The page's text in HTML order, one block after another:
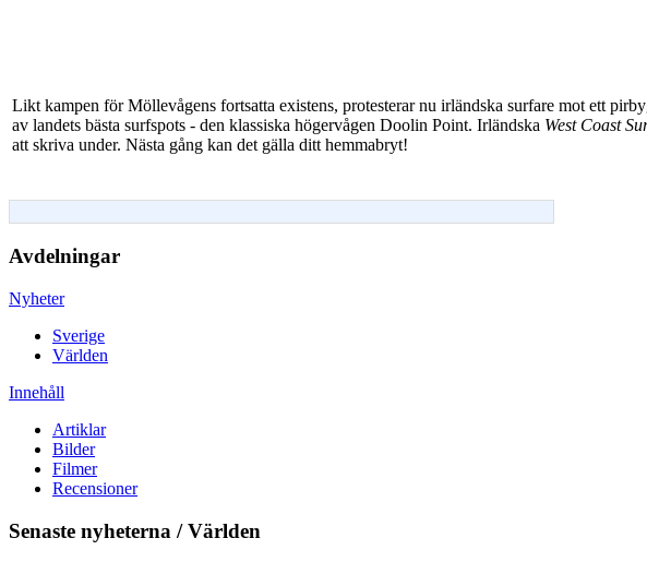
Likt kampen för Möllevågens fortsatta existens, protesterar nu irländska surfare mot ett
av landets bästa surfspots - den klassiska högervågen Doolin Point. Irländska West Coast
att skriva under. Nästa gång kan det gälla ditt hemmabryt!
Avdelningar
Nyheter
Sverige
Världen
Innehåll
Artiklar
Bilder
Filmer
Recensioner
Senaste nyheterna / Världen